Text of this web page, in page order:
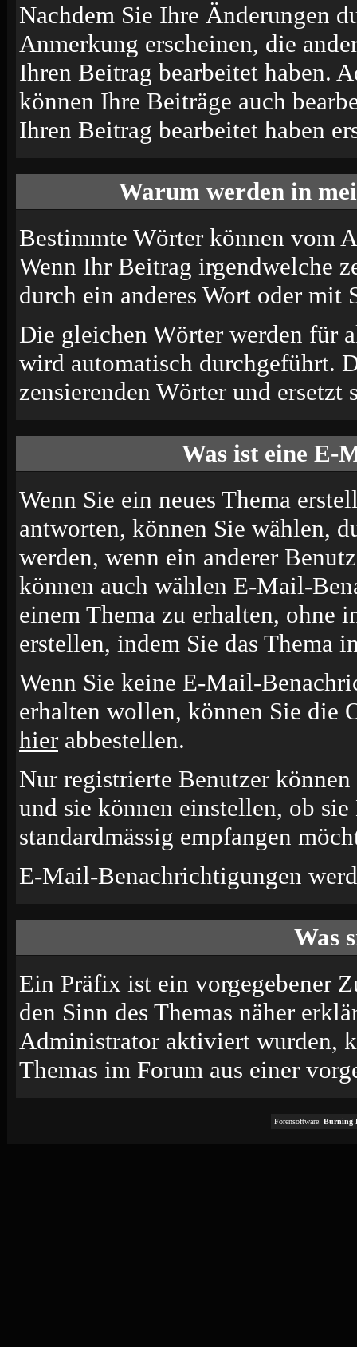
Nachdem Sie Ihre Änderungen
Anmerkung erscheinen, die
Ihren Beitrag bearbeitet haben.
können Ihre Beiträge auch
Ihren Beitrag bearbeitet haben
Warum werden in
Bestimmte Wörter können vom
Wenn Ihr Beitrag irgendwelche
durch ein anderes Wort oder mit
Die gleichen Wörter werden für
wird automatisch durchgeführt.
zensierenden Wörter und ersetzt
Was ist eine E-
Wenn Sie ein neues Thema
antworten, können Sie wählen,
werden, wenn ein anderer
können auch wählen E-Mail-
einem Thema zu erhalten, ohne
erstellen, indem Sie das Thema
Wenn Sie keine E-Mail-
erhalten wollen, können Sie die
hier abbestellen.
Nur registrierte Benutzer
und sie können einstellen, ob
standardmässig empfangen
E-Mail-Benachrichtigungen
Was
Ein Präfix ist ein vorgegebener
den Sinn des Themas näher
Administrator aktiviert wurden,
Themas im Forum aus einer
Forensoftware: Burning